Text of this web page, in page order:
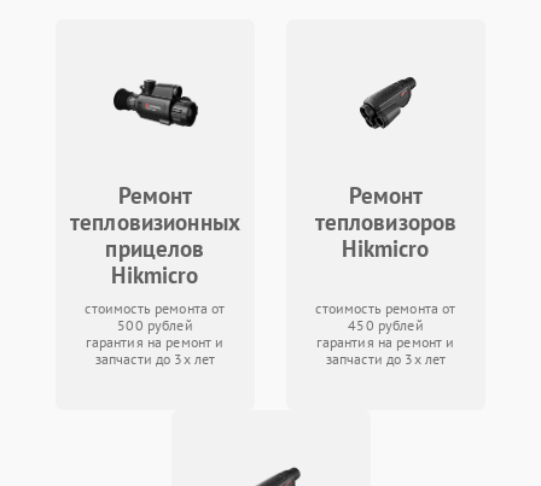
Ремонт
тепловизионных
прицелов
Hikmicro
стоимость ремонта от
500 рублей
гарантия на ремонт и
запчасти до 3х лет
Ремонт
тепловизоров
Hikmicro
стоимость ремонта от
450 рублей
гарантия на ремонт и
запчасти до 3х лет